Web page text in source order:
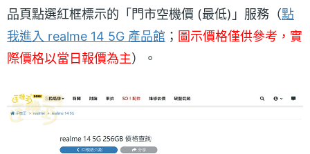
品頁點選紅框標示的「門市空機價 (最低)」服務（點
我進入 realme 14 5G 產品館 ； 圖示價格僅供參考，實
際價格以當日報價為主）。